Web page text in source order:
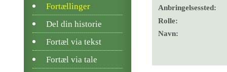
Anbringelsessted:
Rolle:
Navn:
Fortællinger
Del din historie
Fortæl via tekst
Fortæl via tale